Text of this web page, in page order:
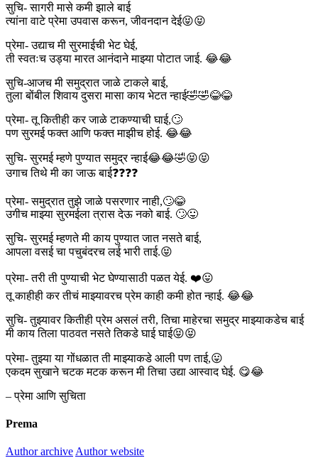
सुचि- सागरी मासे कमी झाले बाई
त्यांना वाटे प्रेमा उपवास करून, जीवनदान देई😝😝
प्रेमा- उद्याच मी सुरमाईची भेट घेई,
ती स्वतःच उड्या मारत आनंदाने माझ्या पोटात जाई. 😂😂
सुचि-आजच मी समुद्रात जाळे टाकले बाई,
तुला बोंबील शिवाय दुसरा मासा काय भेटत न्हाई🤣🤣😂😂
प्रेमा- तू कितीही कर जाळे टाकण्याची घाई,🙄
पण सुरमई फक्त आणि फक्त माझीच होई. 😂😂
सुचि- सुरमई म्हणे पुण्यात समुद्र न्हाई😂😂🤣😝😝
उगाच तिथे मी का जाऊ बाई❓❓❓❓
प्रेमा- समुद्रात तुझे जाळे पसरणार नाही,🙄😂
उगीच माझ्या सुरमईला त्रास देऊ नको बाई. 🙄😛
सुचि- सुरमई म्हणते मी काय पुण्यात जात नसते बाई,
आपला वसई चा पचुबंदरच लई भारी ताई.😝
प्रेमा- तरी ती पुण्याची भेट घेण्यासाठी पळत येई. ❤️😛
तू काहीही कर तीचं माझ्यावरच प्रेम काही कमी होत न्हाई. 😂😂
सुचि- तुझ्यावर कितीही प्रेम असलं तरी, तिचा माहेरचा समुद्र माझ्याकडेच बाई
मी काय तिला पाठवत नसते तिकडे घाई घाई😝😝
प्रेमा- तुझ्या या गोंधळात ती माझ्याकडे आली पण ताई,😛
एकदम सुखाने चटक मटक करून मी तिचा उद्या आस्वाद घेई. 😋😂
– प्रेमा आणि सुचिता
Prema
Author archiveAuthor website